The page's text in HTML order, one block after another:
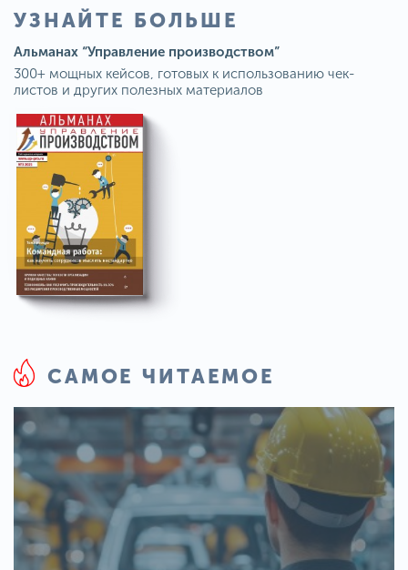
УЗНАЙТЕ БОЛЬШЕ
Альманах “Управление производством”
300+ мощных кейсов, готовых к использованию чек-
листов и других полезных материалов
САМОЕ ЧИТАЕМОЕ